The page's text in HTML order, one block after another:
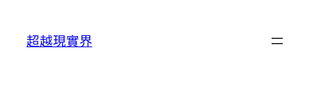
超越現實界